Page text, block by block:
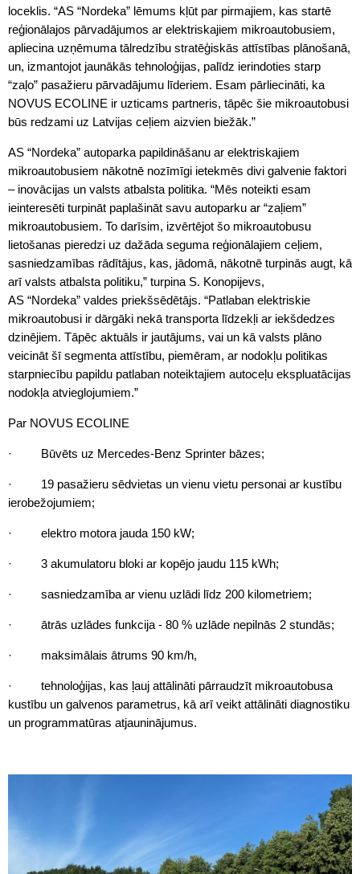
loceklis. “AS “Nordeka” lēmums kļūt par pirmajiem, kas startē
reģionālajos pārvadājumos ar elektriskajiem mikroautobusiem,
apliecina uzņēmuma tālredzību stratēģiskās attīstības plānošanā,
un, izmantojot jaunākās tehnoloģijas, palīdz ierindoties starp
“zaļo” pasažieru pārvadājumu līderiem. Esam pārliecināti, ka
NOVUS ECOLINE ir uzticams partneris, tāpēc šie mikroautobusi
būs redzami uz Latvijas ceļiem aizvien biežāk.”
AS “Nordeka” autoparka papildināšanu ar elektriskajiem
mikroautobusiem nākotnē nozīmīgi ietekmēs divi galvenie faktori
– inovācijas un valsts atbalsta politika. “Mēs noteikti esam
ieinteresēti turpināt paplašināt savu autoparku ar “zaļiem”
mikroautobusiem. To darīsim, izvērtējot šo mikroautobusu
lietošanas pieredzi uz dažāda seguma reģionālajiem ceļiem,
sasniedzamības rādītājus, kas, jādomā, nākotnē turpinās augt, kā
arī valsts atbalsta politiku,” turpina S. Konopijevs,
AS “Nordeka” valdes priekšsēdētājs. “Patlaban elektriskie
mikroautobusi ir dārgāki nekā transporta līdzekļi ar iekšdedzes
dzinējiem. Tāpēc aktuāls ir jautājums, vai un kā valsts plāno
veicināt šī segmenta attīstību, piemēram, ar nodokļu politikas
starpniecību papildu patlaban noteiktajiem autoceļu ekspluatācijas
nodokļa atvieglojumiem.”
Par NOVUS ECOLINE
· Būvēts uz Mercedes-Benz Sprinter bāzes;
· 19 pasažieru sēdvietas un vienu vietu personai ar kustību
ierobežojumiem;
· elektro motora jauda 150 kW;
· 3 akumulatoru bloki ar kopējo jaudu 115 kWh;
· sasniedzamība ar vienu uzlādi līdz 200 kilometriem;
· ātrās uzlādes funkcija - 80 % uzlāde nepilnās 2 stundās;
· maksimālais ātrums 90 km/h,
· tehnoloģijas, kas ļauj attālināti pārraudzīt mikroautobusa
kustību un galvenos parametrus, kā arī veikt attālināti diagnostiku
un programmatūras atjauninājumus.